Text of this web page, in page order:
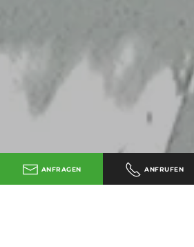
ANFRAGEN ANFRUFEN